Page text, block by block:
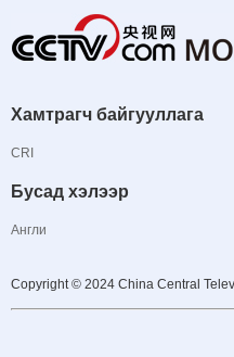
Хамтрагч байгууллага
CRI
Бусад хэлээр
Англи
Copyright © 2024 China Central